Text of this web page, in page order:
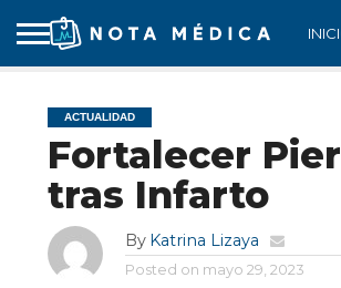
ACTUALIDAD
Fortalecer
tras Infarto
By Katrina Lizaya
Posted on mayo 29, 2023